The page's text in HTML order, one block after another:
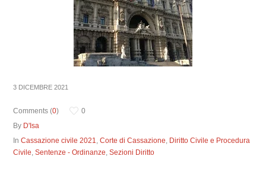
3 DICEMBRE 2021
Comments (0)
0
By D'Isa
InCassazione civile 2021,Corte di Cassazione, Diritto Civile e Procedura
Civile,Sentenze - Ordinanze,Sezioni Diritto